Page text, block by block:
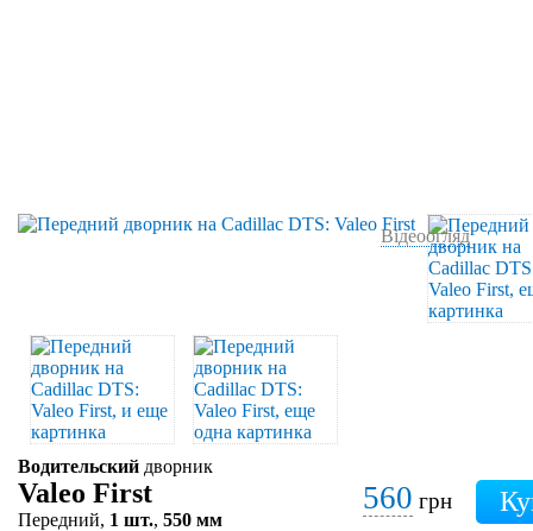
Відеоогляд
Водительский дворник
Valeo First
Передний, 1 шт., 550 мм
560 грн